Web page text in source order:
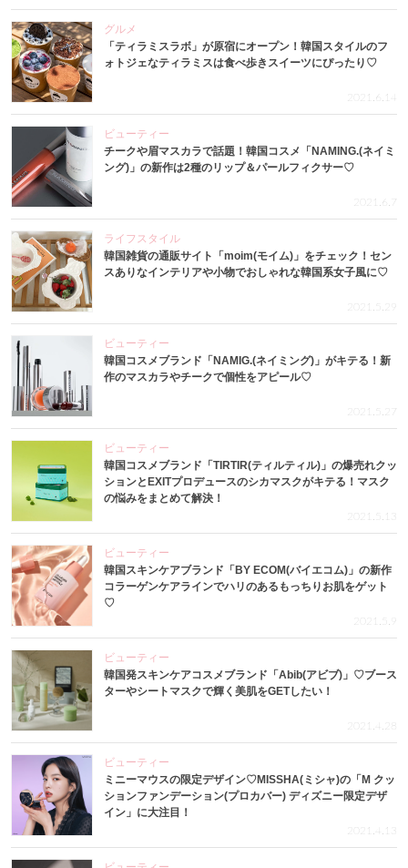
グルメ
「ティラミスラボ」が原宿にオープン！韓国スタイルのフ
ォトジェなティラミスは食べ歩きスイーツにぴったり♡
2021.6.14
ビューティー
チークや眉マスカラで話題！韓国コスメ「NAMING.(ネイミ
ング)」の新作は2種のリップ＆パールフィクサー♡
2021.6.7
ライフスタイル
韓国雑貨の通販サイト「moim(モイム)」をチェック！セン
スありなインテリアや小物でおしゃれな韓国系女子風に♡
2021.5.29
ビューティー
韓国コスメブランド「NAMIG.(ネイミング)」がキテる！新
作のマスカラやチークで個性をアピール♡
2021.5.27
ビューティー
韓国コスメブランド「TIRTIR(ティルティル)」の爆売れクッ
ションとEXITプロデュースのシカマスクがキテる！マスク
の悩みをまとめて解決！
2021.5.13
ビューティー
韓国スキンケアブランド「BY ECOM(バイエコム)」の新作
コラーゲンケアラインでハリのあるもっちりお肌をゲット
♡
2021.5.9
ビューティー
韓国発スキンケアコスメブランド「Abib(アビブ)」♡ブース
ターやシートマスクで輝く美肌をGETしたい！
2021.4.28
ビューティー
ミニーマウスの限定デザイン♡MISSHA(ミシャ)の「M クッ
ションファンデーション(プロカバー) ディズニー限定デザ
イン」に大注目！
2021.4.13